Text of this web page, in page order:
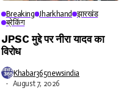
Breaking Jharkhand
झारखंड
ब्रेकिंग
JPSC मुद्दे पर नीरा यादव का
विरोध
Khabar365newsindia
August 7, 2026